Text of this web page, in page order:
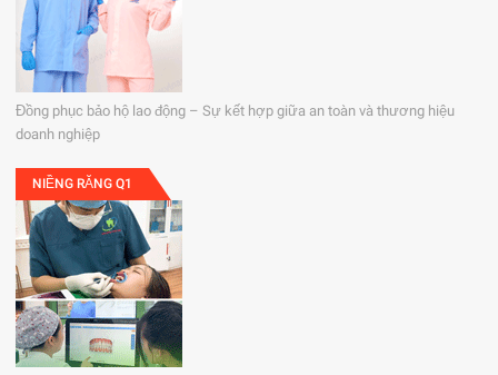
Đồng phục bảo hộ lao động – Sự kết hợp giữa an toàn và thương hiệu
doanh nghiệp
NIỀNG RĂNG Q1